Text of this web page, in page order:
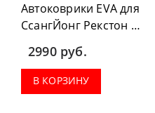
Автоковрики EVA для
СсангЙонг Рекстон
2006-2017, можно
приобрести в
комплектации:
водительский коврик,
2990 руб.
В КОРЗИНУ